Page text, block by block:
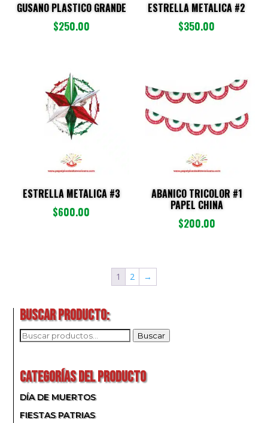
GUSANO PLASTICO GRANDE
$250.00
ESTRELLA METALICA #2
$350.00
ESTRELLA METALICA #3
$600.00
ABANICO TRICOLOR #1
PAPEL CHINA
$200.00
1 2 →
BUSCAR PRODUCTO:
BUSCAR
Buscar
CATEGORÍAS DEL PRODUCTO
DÍA DE MUERTOS
FIESTAS PATRIAS